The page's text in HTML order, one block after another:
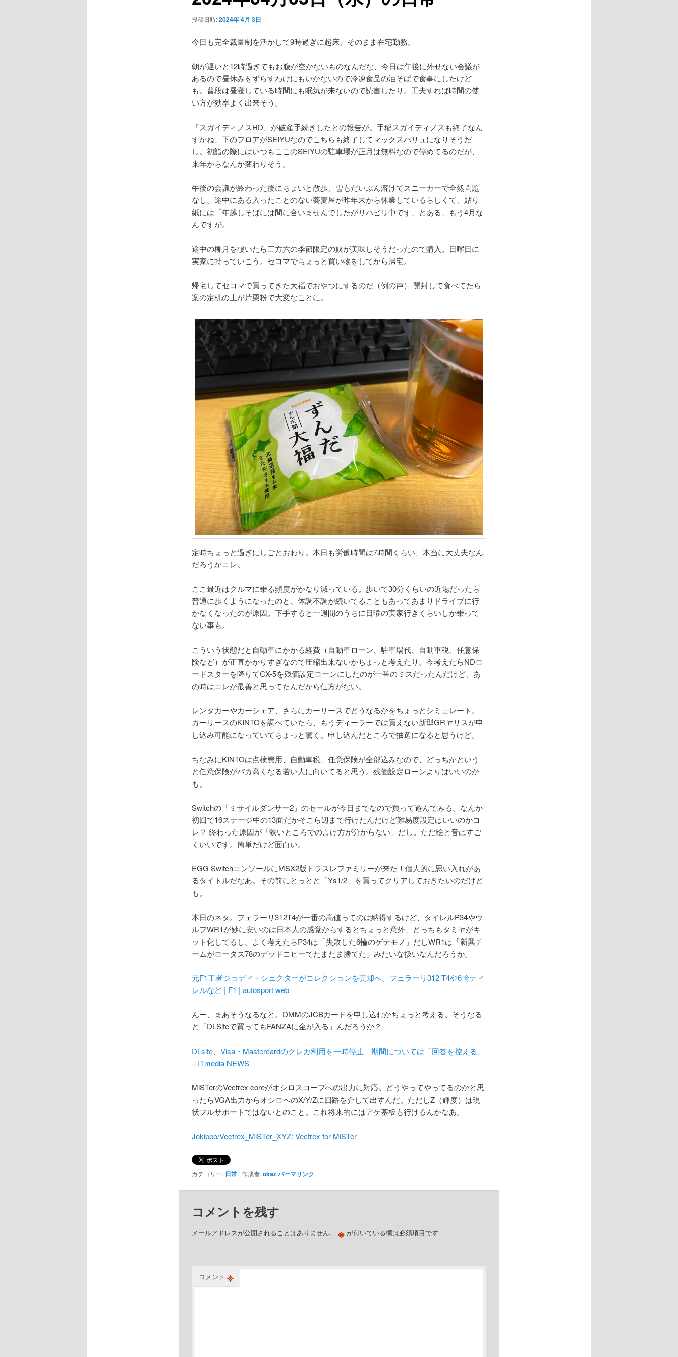
投稿日時:2024年 4月 3日
今日も完全裁量制を活かして9時過ぎに起床、そのまま在宅勤務。
朝が遅いと12時過ぎてもお腹が空かないものなんだな、今日は午後に外せない会議が
あるので昼休みをずらすわけにもいかないので冷凍食品の油そばで食事にしたけど
も。普段は昼寝している時間にも眠気が来ないので読書したり。工夫すれば時間の使
い方が効率よく出来そう。
「スガイディノスHD」が破産手続きしたとの報告が。手稲スガイディノスも終了なん
すかね、下のフロアがSEIYUなのでこちらも終了してマックスバリュになりそうだ
し。初詣の際にはいつもここのSEIYUの駐車場が正月は無料なので停めてるのだが、
来年からなんか変わりそう。
午後の会議が終わった後にちょいと散歩、雪もだいぶん溶けてスニーカーで全然問題
なし。途中にある入ったことのない蕎麦屋が昨年末から休業しているらしくて、貼り
紙には「年越しそばには間に合いませんでしたがリハビリ中です」とある、もう4月な
んですが。
途中の柳月を覗いたら三方六の季節限定の奴が美味しそうだったので購入。日曜日に
実家に持っていこう。セコマでちょっと買い物をしてから帰宅。
帰宅してセコマで買ってきた大福でおやつにするのだ（例の声） 開封して食べてたら
案の定机の上が片栗粉で大変なことに。
定時ちょっと過ぎにしごとおわり。本日も労働時間は7時間くらい、本当に大丈夫なん
だろうかコレ。
ここ最近はクルマに乗る頻度がかなり減っている。歩いて30分くらいの近場だったら
普通に歩くようになったのと、体調不調が続いてることもあってあまりドライブに行
かなくなったのが原因。下手すると一週間のうちに日曜の実家行きくらいしか乗って
ない事も。
こういう状態だと自動車にかかる経費（自動車ローン、駐車場代、自動車税、任意保
険など）が正直かかりすぎなので圧縮出来ないかちょっと考えたり。今考えたらNDロ
ードスターを降りてCX-5を残価設定ローンにしたのが一番のミスだったんだけど、あ
の時はコレが最善と思ってたんだから仕方がない。
レンタカーやカーシェア、さらにカーリースでどうなるかをちょっとシミュレート。
カーリースのKINTOを調べていたら、もうディーラーでは買えない新型GRヤリスが申
し込み可能になっていてちょっと驚く。申し込んだところで抽選になると思うけど。
ちなみにKINTOは点検費用、自動車税、任意保険が全部込みなので、どっちかという
と任意保険がバカ高くなる若い人に向いてると思う。残価設定ローンよりはいいのか
も。
Switchの「ミサイルダンサー2」のセールが今日までなので買って遊んでみる。なんか
初回で16ステージ中の13面だかそこら辺まで行けたんだけど難易度設定はいいのかコ
レ？ 終わった原因が「狭いところでのよけ方が分からない」だし。ただ絵と音はすご
くいいです。簡単だけど面白い。
EGG SwitchコンソールにMSX2版ドラスレファミリーが来た！個人的に思い入れがあ
るタイトルだなあ。その前にとっとと「Ys1/2」を買ってクリアしておきたいのだけど
も。
本日のネタ。フェラーリ312T4が一番の高値ってのは納得するけど、タイレルP34やウ
ルフWR1が妙に安いのは日本人の感覚からするとちょっと意外、どっちもタミヤがキ
ット化してるし。よく考えたらP34は「失敗した6輪のゲテモノ」だしWR1は「新興チ
ームがロータス78のデッドコピーでたまたま勝てた」みたいな扱いなんだろうか。
元F1王者ジョディ・シェクターがコレクションを売却へ。フェラーリ312 T4や6輪ティ
レルなど | F1 | autosport web
んー、まあそうなるなと。DMMのJCBカードを申し込むかちょっと考える。そうなる
と「DLSiteで買ってもFANZAに金が入る」んだろうか？
DLsite、Visa・Mastercardのクレカ利用を一時停止 期間については「回答を控える」
– ITmedia NEWS
MiSTerのVectrex coreがオシロスコープへの出力に対応。どうやってやってるのかと思
ったらVGA出力からオシロへのX/Y/Zに回路を介して出すんだ。ただしZ（輝度）は現
状フルサポートではないとのこと。これ将来的にはアケ基板も行けるんかなあ。
Jokippo/Vectrex_MiSTer_XYZ: Vectrex for MiSTer
カテゴリー: 日常 作成者:okazパーマリンク
コメントを残す
メールアドレスが公開されることはありません。 ※が付いている欄は必須項目です
コメント ※